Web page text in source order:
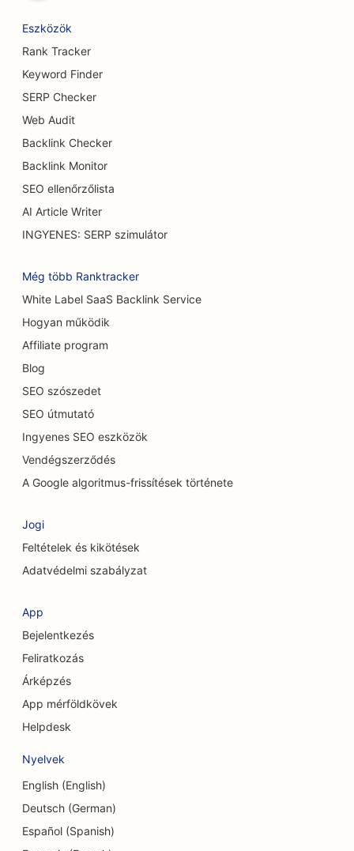
SEO a kenyér pékségek számára
SEO sörfőzdék számára
SEO a mellnagyobbítási szolgáltatásokhoz
SEO büfé éttermek számára
SEO a Burger Trucks számára
SEO az égési sebészek számára
SEO autómosók számára
SEO kávézók számára
SEO alkalmi éttermek számára
SEO a kémiai hámlasztási szolgáltatásokhoz
SEO a kávézók számára
SEO kozmetikai sebészek számára
SEO ruházati boltok számára
SEO a koponya- és arckoponya sebészek
SEO a Hitelszövetkezetek számára
SEO a süteményboltok számára
SEO a táncstúdiók számára
Eszközök
Rank Tracker
Keyword Finder
SERP Checker
Web Audit
Backlink Checker
Backlink Monitor
SEO ellenőrzőlista
AI Article Writer
INGYENES: SERP szimulátor
Még több Ranktracker
White Label SaaS Backlink Service
Hogyan működik
Affiliate program
Blog
SEO szószedet
SEO útmutató
Ingyenes SEO eszközök
Vendégszerződés
A Google algoritmus-frissítések története
Jogi
Feltételek és kikötések
Adatvédelmi szabályzat
App
Bejelentkezés
Feliratkozás
Árképzés
App mérföldkövek
Helpdesk
Nyelvek
English (English)
Deutsch (German)
Español (Spanish)